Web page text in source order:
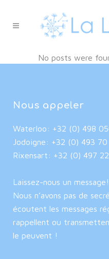
No posts were
Nous appeler
Waterloo: +32 (0) 498
Jodoigne: +32 (0) 493 70
Rixensart: +32 (0) 497
Laissez-nous un message!
Nous n’avons pas de
écoutent les messages
rappellent ou
le peuvent !